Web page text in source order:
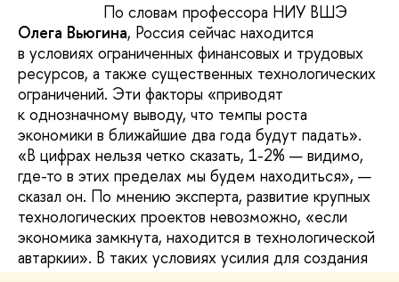
По словам профессора НИУ ВШЭ
Олега Вьюгина, Россия сейчас находится
в условиях ограниченных финансовых и трудовых
ресурсов, а также существенных технологических
ограничений. Эти факторы «приводят
к однозначному выводу, что темпы роста
экономики в ближайшие два года будут падать».
«В цифрах нельзя четко сказать, 1-2% — видимо,
где-то в этих пределах мы будем находиться», —
сказал он. По мнению эксперта, развитие крупных
технологических проектов невозможно, «если
экономика замкнута, находится в технологической
автаркии». В таких условиях усилия для создания